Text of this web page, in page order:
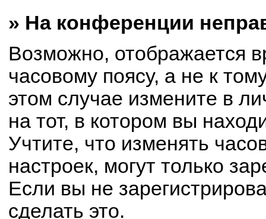
» На конференции
Возможно, отображается
часовому поясу, а не к
этом случае измените в
на тот, в котором вы
Учтите, что изменять
настроек, могут только
Если вы не
сделать это.